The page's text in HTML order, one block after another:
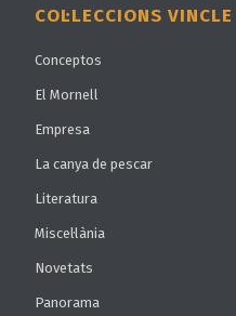
COL·LECCIONS VINCLE
Conceptos
El Mornell
Empresa
La canya de pescar
Literatura
Miscel·lània
Novetats
Panorama